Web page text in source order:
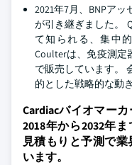
2021年7月、BNPア
が引き継ぎました。
て知られる、集中
Coulterは、免疫測定
で販売しています。
的とした戦略的な動き
Cardiacバイオマー
2018年から2032年
見積もりと予測で
います。